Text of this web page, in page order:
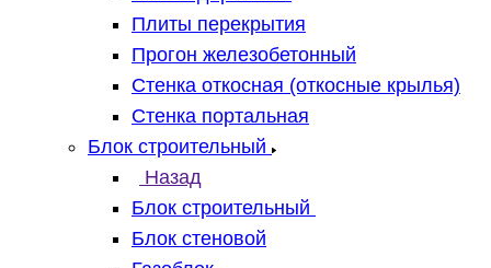
Плиты перекрытия
Прогон железобетонный
Стенка откосная (откосные крылья)
Стенка портальная
Блок строительный
Назад
Блок строительный
Блок стеновой